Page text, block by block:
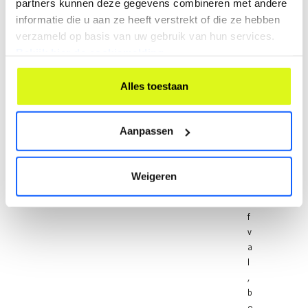
partners kunnen deze gegevens combineren met andere
informatie die u aan ze heeft verstrekt of die ze hebben
verzameld op basis van uw gebruik van hun services.
Alles toestaan
Aanpassen
Weigeren
r
o
f
u
,
o
f
v
a
l
,
b